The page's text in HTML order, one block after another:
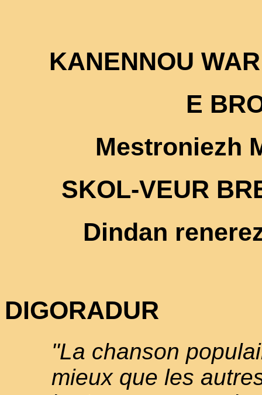
KANENNOU
E
Mestroniezh
SKOL-VEUR
Dindan
DIGORADUR
"La chanson
mieux que les